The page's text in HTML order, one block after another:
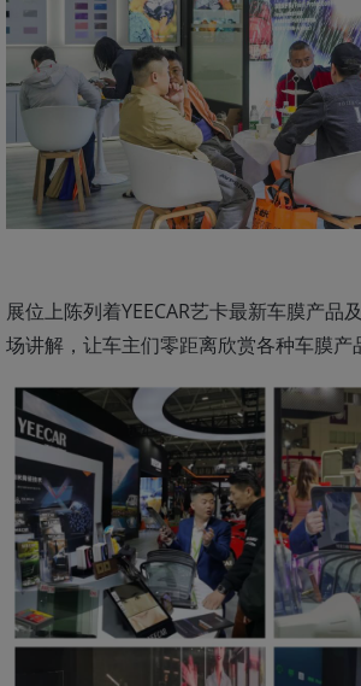
展位上陈列着YEECAR艺卡最新车膜产品
场讲解，让车主们零距离欣赏各种车膜产